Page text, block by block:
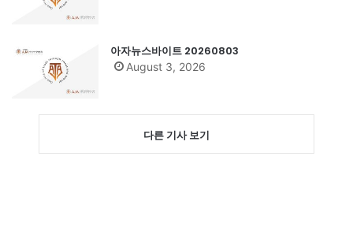
아자뉴스바이트 20260803
August 3, 2026
다른 기사 보기